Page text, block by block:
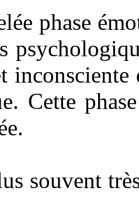
phase
Cette
souvent